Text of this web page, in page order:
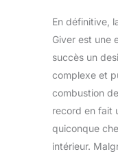
En définitive,
Giver est une
succès un
complexe et
combustion
record en fait
quiconque
intérieur.